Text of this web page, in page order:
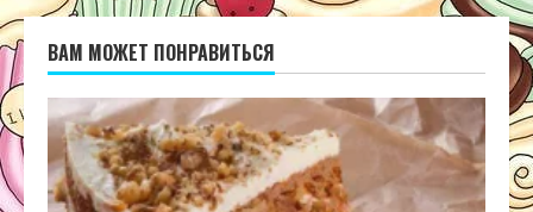
ВАМ МОЖЕТ ПОНРАВИТЬСЯ